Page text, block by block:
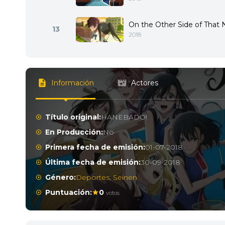
13 On the Other Side of That
2018
Información Actores
Título original:HANEBADO!
En Producción:No
Primera fecha de emisión:01-07-2018
Última fecha de emisión:30-09-2018
Género:Deportes, Seinen
Puntuación:
0 votos